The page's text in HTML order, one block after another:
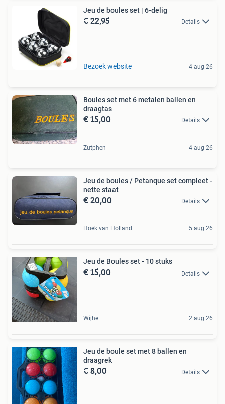
Jeu de boules set | 6-delig
€ 22,95 Details
Bezoek website 4 aug 26
Boules set met 6 metalen ballen en
draagtas
€ 15,00 Details
Zutphen 4 aug 26
Jeu de boules / Petanque set compleet -
nette staat
€ 20,00 Details
Hoek van Holland 5 aug 26
Jeu de Boules set - 10 stuks
€ 15,00 Details
Wijhe 2 aug 26
Jeu de boule set met 8 ballen en
draagrek
€ 8,00 Details